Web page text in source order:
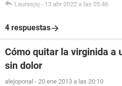
Laurasjsj - 13 abr 2022 a las 05:46
4 respuestas
Cómo quitar la virginida a
sin dolor
alejoponal - 20 ene 2013 a las 20:10